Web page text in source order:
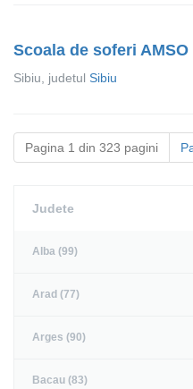
Scoala de soferi AMSO
Sibiu, judetul Sibiu
Pagina 1 din 323 pagini
Judete
Alba (99)
Arad (77)
Arges (90)
Bacau (83)